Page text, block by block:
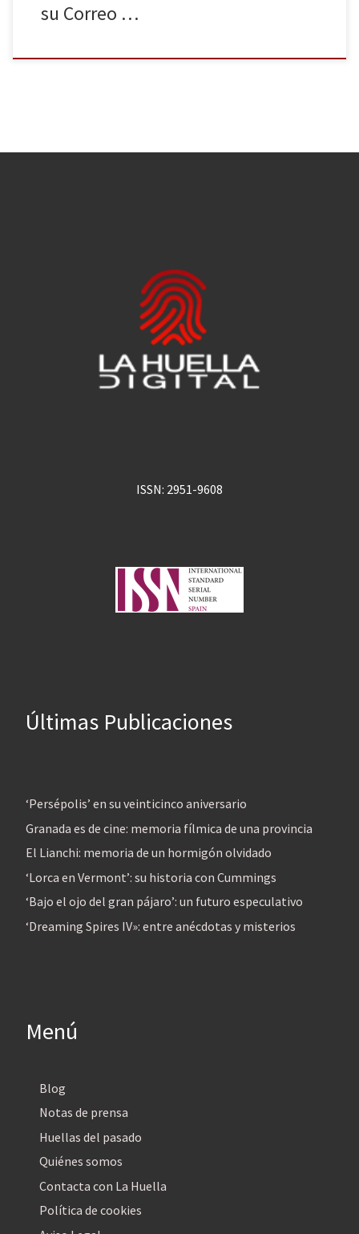
su Correo …
ISSN: 2951-9608
Últimas Publicaciones
‘Persépolis’ en su veinticinco aniversario
Granada es de cine: memoria fílmica de una provincia
El Lianchi: memoria de un hormigón olvidado
‘Lorca en Vermont’: su historia con Cummings
‘Bajo el ojo del gran pájaro’: un futuro especulativo
‘Dreaming Spires IV»: entre anécdotas y misterios
Menú
Blog
Notas de prensa
Huellas del pasado
Quiénes somos
Contacta con La Huella
Política de cookies